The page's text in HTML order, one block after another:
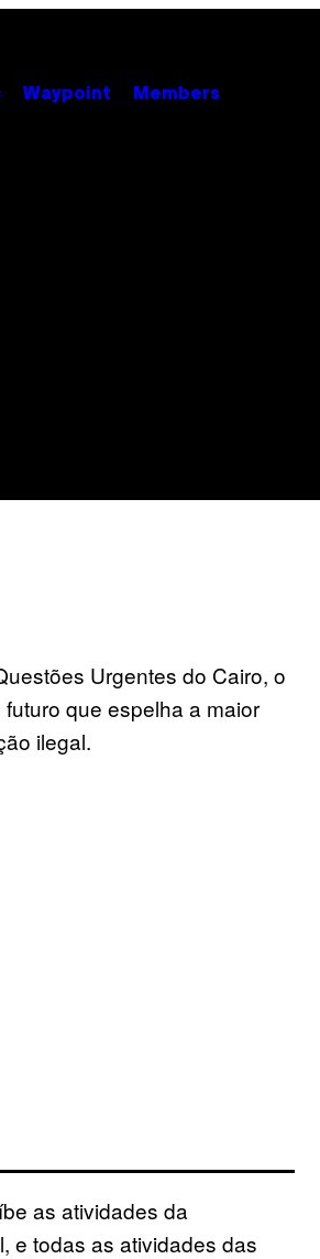
Waypoint Members
Urgentes do Cairo, o
que espelha a maior
ilegal.
as atividades da
e todas as atividades das